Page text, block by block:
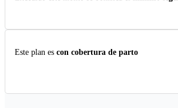
Este plan es con cobertura de parto